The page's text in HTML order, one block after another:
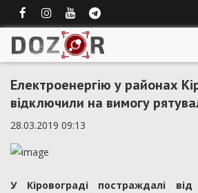
Електроенергію у районах
відключили на вимогу
28.03.2019 09:13
У Кіровограді постраждалі